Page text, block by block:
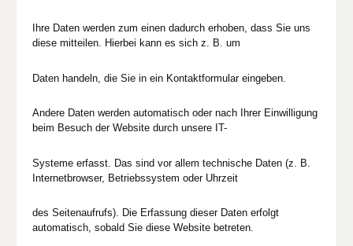
Ihre Daten werden zum einen dadurch erhoben, dass Sie uns
diese mitteilen. Hierbei kann es sich z. B. um
Daten handeln, die Sie in ein Kontaktformular eingeben.
Andere Daten werden automatisch oder nach Ihrer Einwilligung
beim Besuch der Website durch unsere IT-
Systeme erfasst. Das sind vor allem technische Daten (z. B.
Internetbrowser, Betriebssystem oder Uhrzeit
des Seitenaufrufs). Die Erfassung dieser Daten erfolgt
automatisch, sobald Sie diese Website betreten.